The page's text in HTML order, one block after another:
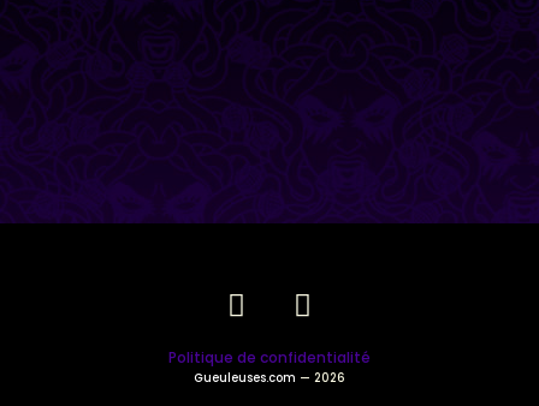
Politique de confidentialité
Gueuleuses.com — 2026